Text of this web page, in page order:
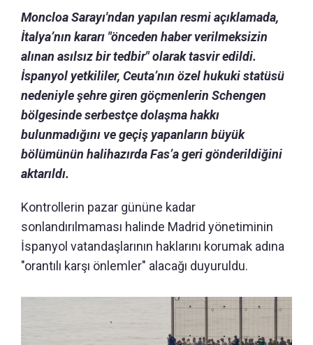
Moncloa Sarayı'ndan yapılan resmi açıklamada,
İtalya’nın kararı "önceden haber verilmeksizin
alınan asılsız bir tedbir" olarak tasvir edildi.
İspanyol yetkililer, Ceuta’nın özel hukuki statüsü
nedeniyle şehre giren göçmenlerin Schengen
bölgesinde serbestçe dolaşma hakkı
bulunmadığını ve geçiş yapanların büyük
bölümünün halihazırda Fas’a geri gönderildiğini
aktarıldı.
Kontrollerin pazar gününe kadar
sonlandırılmaması halinde Madrid yönetiminin
İspanyol vatandaşlarının haklarını korumak adına
"orantılı karşı önlemler" alacağı duyuruldu.